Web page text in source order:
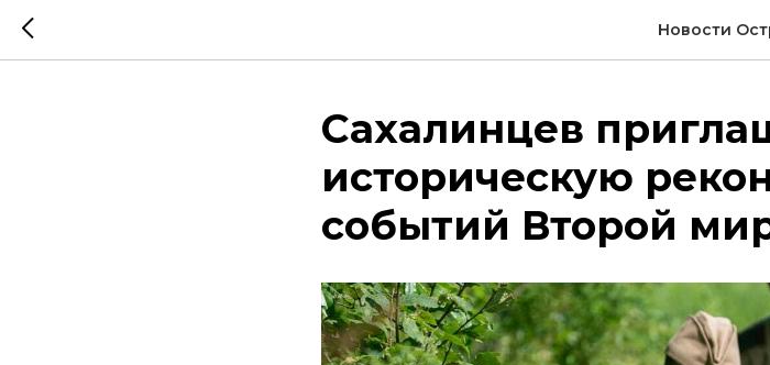
Новости
Сахалинцев
историческую
событий Второй